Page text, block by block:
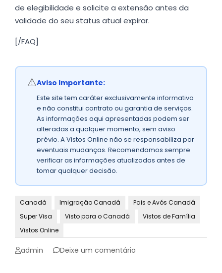
de elegibilidade e solicite a extensão antes da
validade do seu status atual expirar.
[/FAQ]
⚠️Aviso Importante:
Este site tem caráter exclusivamente informativo
e não constitui contrato ou garantia de serviços.
As informações aqui apresentadas podem ser
alteradas a qualquer momento, sem aviso
prévio. A Vistos Online não se responsabiliza por
eventuais mudanças. Recomendamos sempre
verificar as informações atualizadas antes de
tomar qualquer decisão.
Canadá Imigração Canadá
Pais e Avós Canadá
Super Visa
Visto para o Canadá
Vistos de Família
Vistos Online
admin Deixe um comentário